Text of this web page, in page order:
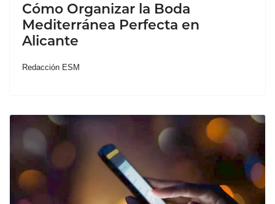
Cómo Organizar la Boda
Mediterránea Perfecta en
Alicante
Redacción ESM